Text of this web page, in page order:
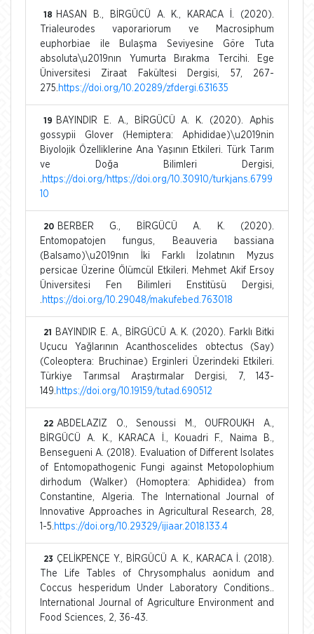
18
HASAN B., BİRGÜCÜ A. K., KARACA İ. (2020).
Trialeurodes vaporariorum ve Macrosiphum
euphorbiae ile Bulaşma Seviyesine Göre Tuta
absoluta\u2019nın Yumurta Bırakma Tercihi. Ege
Üniversitesi Ziraat Fakültesi Dergisi, 57, 267-
275. https://doi.org/10.20289/zfdergi.631635
19
BAYINDIR E. A., BİRGÜCÜ A. K. (2020). Aphis
gossypii Glover (Hemiptera: Aphididae)\u2019nin
Biyolojik Özelliklerine Ana Yaşının Etkileri. Türk Tarım
ve Doğa Bilimleri Dergisi,
https://doi.org/https://doi.org/10.30910/turkjans.6799
10
20 BERBER G., BİRGÜCÜ A. K. (2020).
Entomopatojen fungus, Beauveria bassiana
(Balsamo)\u2019nın İki Farklı İzolatının Myzus
persicae Üzerine Ölümcül Etkileri. Mehmet Akif Ersoy
Üniversitesi Fen Bilimleri Enstitüsü Dergisi,
https://doi.org/10.29048/makufebed.763018
21
BAYINDIR E. A., BİRGÜCÜ A. K. (2020). Farklı Bitki
Uçucu Yağlarının Acanthoscelides obtectus (Say)
(Coleoptera: Bruchinae) Erginleri Üzerindeki Etkileri.
Türkiye Tarımsal Araştırmalar Dergisi, 7, 143-
149. https://doi.org/10.19159/tutad.690512
22 ABDELAZIZ O., Senoussi M., OUFROUKH A.,
BİRGÜCÜ A. K., KARACA İ., Kouadri F., Naima B.,
Bensegueni A. (2018). Evaluation of Different Isolates
of Entomopathogenic Fungi against Metopolophium
dirhodum (Walker) (Homoptera: Aphididea) from
Constantine, Algeria. The International Journal of
Innovative Approaches in Agricultural Research, 28,
1-5. https://doi.org/10.29329/ijiaar.2018.133.4
23 ÇELİKPENÇE Y., BİRGÜCÜ A. K., KARACA İ. (2018).
The Life Tables of Chrysomphalus aonidum and
Coccus hesperidum Under Laboratory Conditions..
International Journal of Agriculture Environment and
Food Sciences, 2, 36-43.